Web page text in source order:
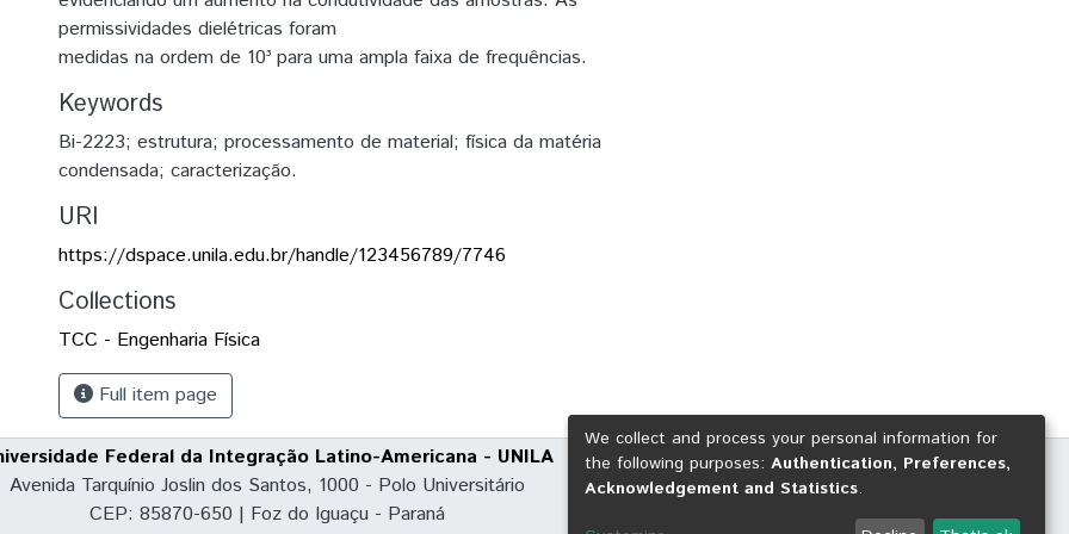
permissividades dielétricas foram
medidas na ordem de 10³ para uma ampla faixa de frequências.
Keywords
Bi-2223; estrutura; processamento de material; física da matéria
condensada; caracterização.
URI
https://dspace.unila.edu.br/handle/123456789/7746
Collections
TCC - Engenharia Física
Full item page
Federal da Integração Latino-Americana - UNILA
Avenida Tarquínio Joslin dos Santos, 1000 - Polo Universitário
CEP: 85870-650 | Foz do Iguaçu - Paraná
We collect and process your personal information for
the following purposes: Authentication, Preferences,
Acknowledgement and Statistics.